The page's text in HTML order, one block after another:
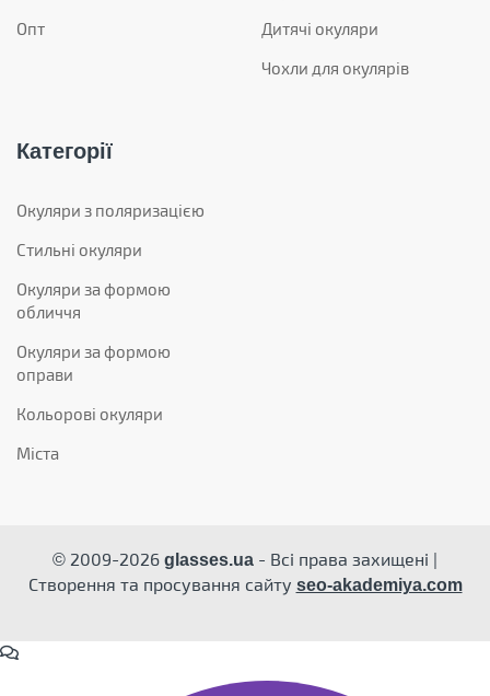
Опт
Дитячі окуляри
Чохли для окулярів
Категорії
Окуляри з поляризацією
Стильні окуляри
Окуляри за формою
обличчя
Окуляри за формою
оправи
Кольорові окуляри
Міста
© 2009-2026 glasses.ua - Всі права захищені |
Створення та просування сайту seo-akademiya.com